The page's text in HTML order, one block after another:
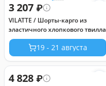
3 207 ₽
VILATTE / Шорты-карго из
эластичного хлопкового твилла
19 - 21 августа
4 828 ₽